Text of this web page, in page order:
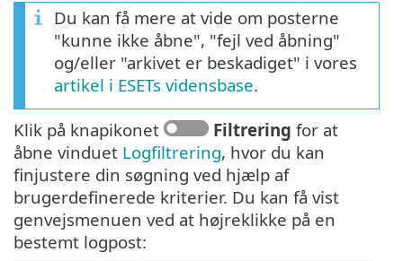
Du kan få mere at vide om posterne
"kunne ikke åbne", "fejl ved åbning"
og/eller "arkivet er beskadiget" i vores
artikel i ESETs vidensbase.
Klik på knapikonet
Filtrering for at
åbne vinduet Logfiltrering, hvor du kan
finjustere din søgning ved hjælp af
brugerdefinerede kriterier. Du kan få vist
genvejsmenuen ved at højreklikke på en
bestemt logpost: